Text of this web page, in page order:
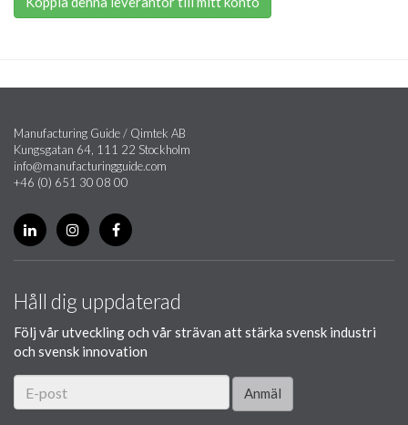
Manufacturing Guide / Qimtek AB
Kungsgatan 64, 111 22 Stockholm
info@manufacturingguide.com
+46 (0) 651 30 08 00
Håll dig uppdaterad
Följ vår utveckling och vår strävan att stärka svensk industri
och svensk innovation
Anmäl